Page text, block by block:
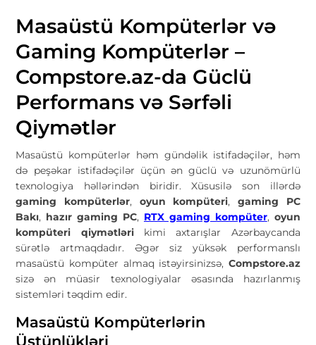
Masaüstü Kompüterlər və
Gaming Kompüterlər –
Compstore.az-da Güclü
Performans və Sərfəli
Qiymətlər
Masaüstü kompüterlər həm gündəlik istifadəçilər, həm
də peşəkar istifadəçilər üçün ən güclü və uzunömürlü
texnologiya həllərindən biridir. Xüsusilə son illərdə
gaming kompüterlər, oyun kompüteri, gaming PC
Bakı, hazır gaming PC, RTX gaming kompüter, oyun
kompüteri qiymətlərikimi axtarışlar Azərbaycanda
sürətlə artmaqdadır. Əgər siz yüksək performanslı
masaüstü kompüter almaq istəyirsinizsə, Compstore.az
sizə ən müasir texnologiyalar əsasında hazırlanmış
sistemləri təqdim edir.
Masaüstü Kompüterlərin
Üstünlükləri